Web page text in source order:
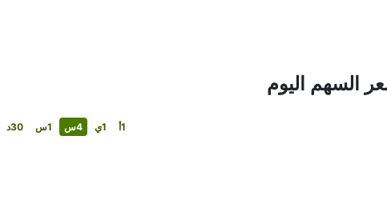
30د 1س 4س 1ي 1أ